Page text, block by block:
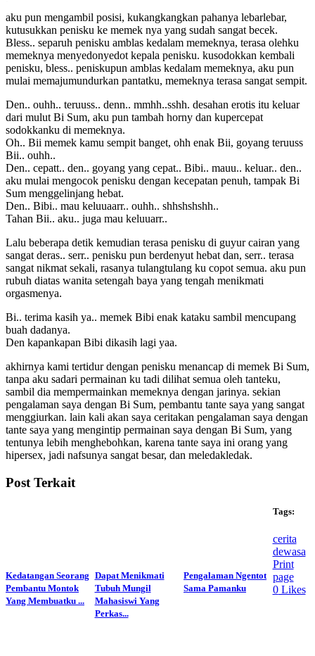
aku pun mengambil posisi, kukangkangkan pahanya lebarlebar,
kutusukkan penisku ke memek nya yang sudah sangat becek.
Bless.. separuh penisku amblas kedalam memeknya, terasa olehku
memeknya menyedonyedot kepala penisku. kusodokkan kembali
penisku, bless.. peniskupun amblas kedalam memeknya, aku pun
mulai memajumundurkan pantatku, memeknya terasa sangat sempit.
Den.. ouhh.. teruuss.. denn.. mmhh..sshh. desahan erotis itu keluar
dari mulut Bi Sum, aku pun tambah horny dan kupercepat
sodokkanku di memeknya.
Oh.. Bii memek kamu sempit banget, ohh enak Bii, goyang teruuss
Bii.. ouhh..
Den.. cepatt.. den.. goyang yang cepat.. Bibi.. mauu.. keluar.. den..
aku mulai mengocok penisku dengan kecepatan penuh, tampak Bi
Sum menggelinjang hebat.
Den.. Bibi.. mau keluuaarr.. ouhh.. shhshshshh..
Tahan Bii.. aku.. juga mau keluuarr..
Lalu beberapa detik kemudian terasa penisku di guyur cairan yang
sangat deras.. serr.. penisku pun berdenyut hebat dan, serr.. terasa
sangat nikmat sekali, rasanya tulangtulang ku copot semua. aku pun
rubuh diatas wanita setengah baya yang tengah menikmati
orgasmenya.
Bi.. terima kasih ya.. memek Bibi enak kataku sambil mencupang
buah dadanya.
Den kapankapan Bibi dikasih lagi yaa.
akhirnya kami tertidur dengan penisku menancap di memek Bi Sum,
tanpa aku sadari permainan ku tadi dilihat semua oleh tanteku,
sambil dia mempermainkan memeknya dengan jarinya. sekian
pengalaman saya dengan Bi Sum, pembantu tante saya yang sangat
menggiurkan. lain kali akan saya ceritakan pengalaman saya dengan
tante saya yang mengintip permainan saya dengan Bi Sum, yang
tentunya lebih menghebohkan, karena tante saya ini orang yang
hipersex, jadi nafsunya sangat besar, dan meledakledak.
Post Terkait
Kedatangan Seorang
Pembantu Montok
Yang Membuatku ...
Dapat Menikmati
Tubuh Mungil
Mahasiswi Yang
Perkas...
Pengalaman Ngentot
Sama Pamanku
Tags:
cerita
dewasa
Print
page
0Likes